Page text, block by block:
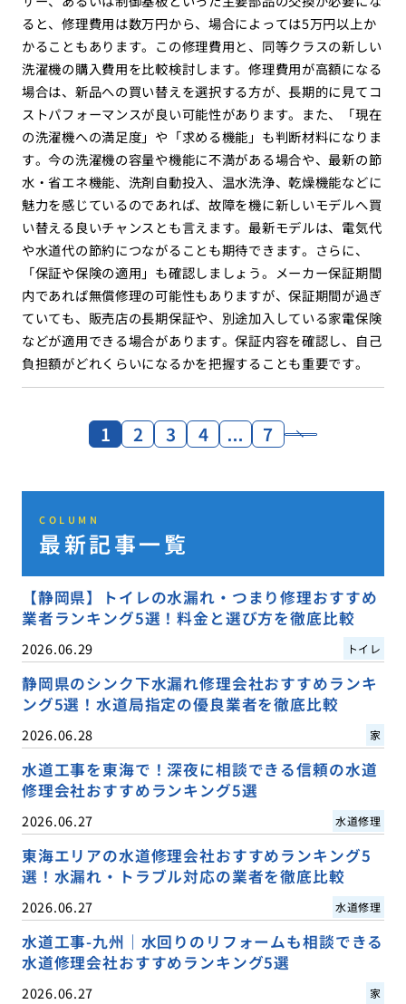
ると、修理費用は数万円から、場合によっては5万円以上か
かることもあります。この修理費用と、同等クラスの新しい
洗濯機の購入費用を比較検討します。修理費用が高額になる
場合は、新品への買い替えを選択する方が、長期的に見てコ
ストパフォーマンスが良い可能性があります。また、「現在
の洗濯機への満足度」や「求める機能」も判断材料になりま
す。今の洗濯機の容量や機能に不満がある場合や、最新の節
水・省エネ機能、洗剤自動投入、温水洗浄、乾燥機能などに
魅力を感じているのであれば、故障を機に新しいモデルへ買
い替える良いチャンスとも言えます。最新モデルは、電気代
や水道代の節約につながることも期待できます。さらに、
「保証や保険の適用」も確認しましょう。メーカー保証期間
内であれば無償修理の可能性もありますが、保証期間が過ぎ
ていても、販売店の長期保証や、別途加入している家電保険
などが適用できる場合があります。保証内容を確認し、自己
負担額がどれくらいになるかを把握することも重要です。
1 2 3 4 … 7
COLUMN
最新記事一覧
【静岡県】トイレの水漏れ・つまり修理おすすめ
業者ランキング5選！料金と選び方を徹底比較
2026.06.29 トイレ
静岡県のシンク下水漏れ修理会社おすすめランキ
ング5選！水道局指定の優良業者を徹底比較
2026.06.28 家
水道工事を東海で！深夜に相談できる信頼の水道
修理会社おすすめランキング5選
2026.06.27 水道修理
東海エリアの水道修理会社おすすめランキング5
選！水漏れ・トラブル対応の業者を徹底比較
2026.06.27 水道修理
水道工事-九州｜水回りのリフォームも相談できる
水道修理会社おすすめランキング5選
2026.06.27 家